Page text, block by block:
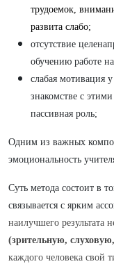
трудоемок,
развита слабо;
отсутствие
обучению работе
слабая мотивация
знакомстве с
пассивная роль;
Одним из важных
эмоциональность
Суть метода состоит в
связывается с ярким
наилучшего результата
(зрительную,
каждого человека свой